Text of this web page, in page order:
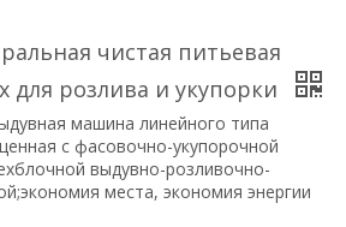
чистая питьевая
для розлива и укупорки
машина линейного типа
с фасовочно-укупорочной
выдувно-розливочно-
места, экономия энергии